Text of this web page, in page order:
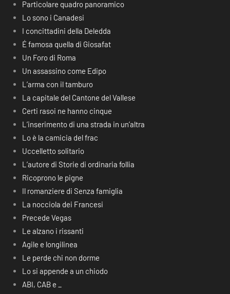
Particolare quadro panoramico
Lo sono i Canadesi
I concittadini della Deledda
É famosa quella di Giosafat
Un Foro di Roma
Un assassino come Edipo
L’arma con il tamburo
La capitale del Cantone del Vallese
Certi rasoi ne hanno cinque
L’inserimento di una strada in un’altra
Lo è la camicia del frac
Uccelletto solitario
L’autore di Storie di ordinaria follia
Ricoprono le pigne
Il romanziere di Senza famiglia
La nocciola dei Francesi
Precede Vegas
Le alzano i rissanti
Agile e longilinea
Le perde chi non dorme
Lo si appende a un chiodo
ABI, CAB e _